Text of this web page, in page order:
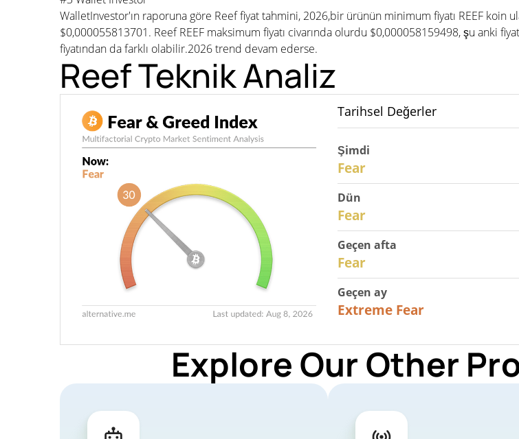
WalletInvestor'ın raporuna göre Reef fiyat tahmini, 2026,bir ürünün minimum fiyatı REEF koin
$0,000055813701. Reef REEF maksimum fiyatı civarında olurdu $0,000058159498, şu anki
fiyatından da farklı olabilir.2026 trend devam ederse.
Reef Teknik Analiz
Tarihsel Değerler
Şimdi
Fear
Dün
Fear
Geçen afta
Fear
Geçen ay
Extreme Fear
Explore Our Other